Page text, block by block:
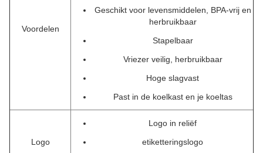
Voordelen
Geschikt voor levensmiddelen, BPA-vrij en
herbruikbaar
Stapelbaar
Vriezer veilig, herbruikbaar
Hoge slagvast
Past in de koelkast en je koeltas
Logo
Logo in reliëf
etiketteringslogo